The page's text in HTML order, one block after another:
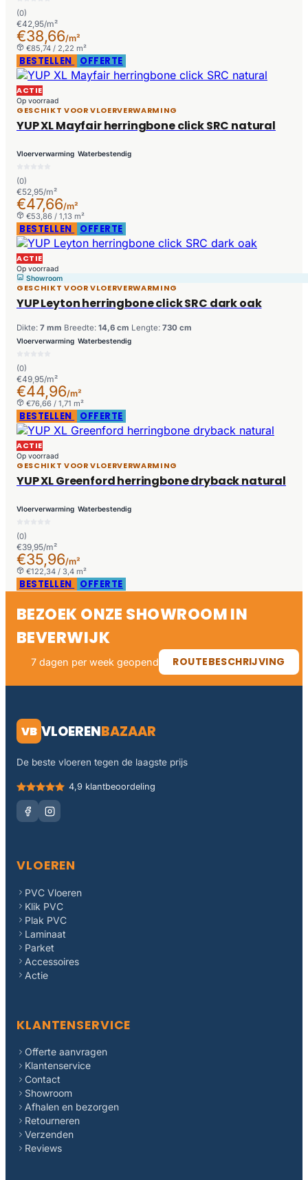
(0)
€42,95/m²
€38,66/m²
€85,74 / 2,22 m²
BESTELLEN OFFERTE
ACTIE
Op voorraad
GESCHIKT VOOR VLOERVERWARMING
YUP XL Mayfair herringbone click SRC natural
Vloerverwarming Waterbestendig
(0)
€52,95/m²
€47,66/m²
€53,86 / 1,13 m²
BESTELLEN OFFERTE
ACTIE
Op voorraad
Showroom
GESCHIKT VOOR VLOERVERWARMING
YUP Leyton herringbone click SRC dark oak
Dikte: 7 mm Breedte: 14,6 cm Lengte: 730 cm
Vloerverwarming Waterbestendig
(0)
€49,95/m²
€44,96/m²
€76,66 / 1,71 m²
BESTELLEN OFFERTE
ACTIE
Op voorraad
GESCHIKT VOOR VLOERVERWARMING
YUP XL Greenford herringbone dryback natural
Vloerverwarming Waterbestendig
(0)
€39,95/m²
€35,96/m²
€122,34 / 3,4 m²
BESTELLEN OFFERTE
BEZOEK ONZE SHOWROOM IN
BEVERWIJK
7 dagen per week geopend ROUTEBESCHRIJVING
VB VLOERENBAZAAR
De beste vloeren tegen de laagste prijs
4,9 klantbeoordeling
VLOEREN
PVC Vloeren
Klik PVC
Plak PVC
Laminaat
Parket
Accessoires
Actie
KLANTENSERVICE
Offerte aanvragen
Klantenservice
Contact
Showroom
Afhalen en bezorgen
Retourneren
Verzenden
Reviews